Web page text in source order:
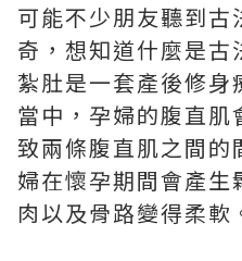
可能不少朋友聽到古
奇，想知道什麼是古
紮肚是一套產後修身
當中，孕婦的腹直肌
致兩條腹直肌之間的
婦在懷孕期間會產
肉以及骨路變得柔軟